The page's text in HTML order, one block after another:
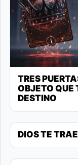
TRES
OBJETO QUE
DESTINO
DIOS TE